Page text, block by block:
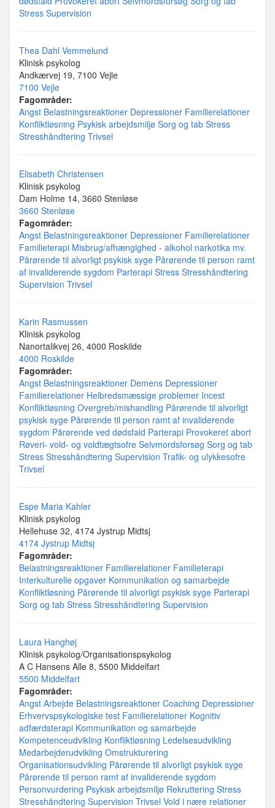
Stress Supervision
Thea Dahl Vemmelund
Klinisk psykolog
Andkærvej 19, 7100 Vejle
7100 Vejle
Fagområder:
Angst Belastningsreaktioner Depressioner Familierelationer
Konfliktløsning Psykisk arbejdsmiljø Sorg og tab Stress
Stresshåndtering Trivsel
Elisabeth Christensen
Klinisk psykolog
Dam Holme 14, 3660 Stenløse
3660 Stenløse
Fagområder:
Angst Belastningsreaktioner Depressioner Familierelationer
Familieterapi Misbrug/afhængighed - alkohol narkotika mv.
Pårørende til alvorligt psykisk syge Pårørende til person ramt
af invaliderende sygdom Parterapi Stress Stresshåndtering
Supervision Trivsel
Karin Rasmussen
Klinisk psykolog
Nanortalikvej 26, 4000 Roskilde
4000 Roskilde
Fagområder:
Angst Belastningsreaktioner Demens Depressioner
Familierelationer Helbredsmæssige problemer Incest
Konfliktløsning Overgreb/mishandling Pårørende til alvorligt
psykisk syge Pårørende til person ramt af invaliderende
sygdom Pårørende ved dødsfald Parterapi Provokeret abort
Røveri- vold- og voldtægtsofre Selvmordsforsøg Sorg og tab
Stress Stresshåndtering Supervision Trafik- og ulykkesofre
Trivsel
Espe Maria Kahler
Klinisk psykolog
Hellehuse 32, 4174 Jystrup Midtsj
4174 Jystrup Midtsj
Fagområder:
Belastningsreaktioner Familierelationer Familieterapi
Interkulturelle opgaver Kommunikation og samarbejde
Konfliktløsning Pårørende til alvorligt psykisk syge Parterapi
Sorg og tab Stress Stresshåndtering Supervision
Laura Hanghøj
Klinisk psykolog/Organisationspsykolog
A C Hansens Alle 8, 5500 Middelfart
5500 Middelfart
Fagområder:
Angst Arbejde Belastningsreaktioner Coaching Depressioner
Erhvervspsykologiske test Familierelationer Kognitiv
adfærdsterapi Kommunikation og samarbejde
Kompetenceudvikling Konfliktløsning Ledelsesudvikling
Medarbejderudvikling Omstrukturering
Organisationsudvikling Pårørende til alvorligt psykisk syge
Pårørende til person ramt af invaliderende sygdom
Personvurdering Psykisk arbejdsmiljø Rekruttering Stress
Stresshåndtering Supervision Trivsel Vold i nære relationer